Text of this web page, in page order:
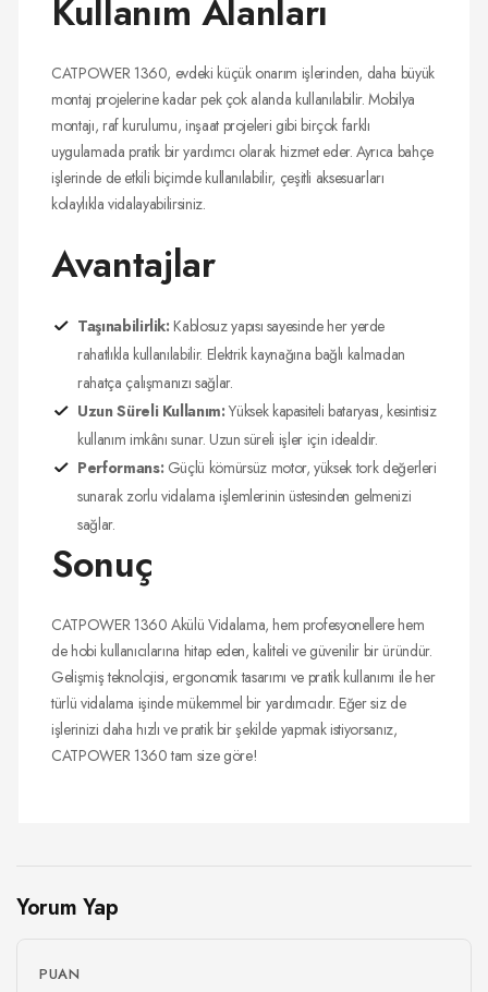
Kullanım Alanları
CATPOWER 1360, evdeki küçük onarım işlerinden, daha büyük
montaj projelerine kadar pek çok alanda kullanılabilir. Mobilya
montajı, raf kurulumu, inşaat projeleri gibi birçok farklı
uygulamada pratik bir yardımcı olarak hizmet eder. Ayrıca bahçe
işlerinde de etkili biçimde kullanılabilir, çeşitli aksesuarları
kolaylıkla vidalayabilirsiniz.
Avantajlar
Taşınabilirlik: Kablosuz yapısı sayesinde her yerde
rahatlıkla kullanılabilir. Elektrik kaynağına bağlı kalmadan
rahatça çalışmanızı sağlar.
Uzun Süreli Kullanım:Yüksek kapasiteli bataryası, kesintisiz
kullanım imkânı sunar. Uzun süreli işler için idealdir.
Performans: Güçlü kömürsüz motor, yüksek tork değerleri
sunarak zorlu vidalama işlemlerinin üstesinden gelmenizi
sağlar.
Sonuç
CATPOWER 1360 Akülü Vidalama, hem profesyonellere hem
de hobi kullanıcılarına hitap eden, kaliteli ve güvenilir bir üründür.
Gelişmiş teknolojisi, ergonomik tasarımı ve pratik kullanımı ile her
türlü vidalama işinde mükemmel bir yardımcıdır. Eğer siz de
işlerinizi daha hızlı ve pratik bir şekilde yapmak istiyorsanız,
CATPOWER 1360 tam size göre!
Yorum Yap
PUAN